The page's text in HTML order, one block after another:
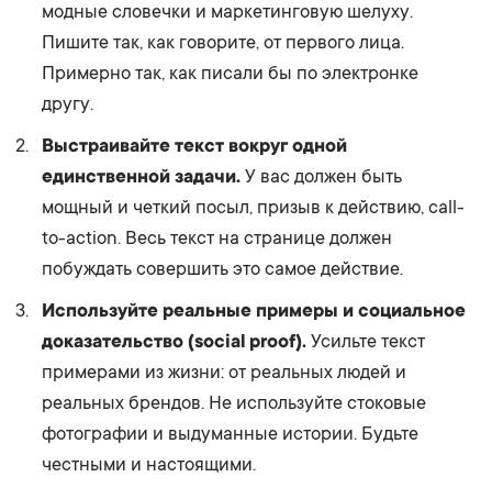
модные словечки и маркетинговую шелуху.
Пишите так, как говорите, от первого лица.
Примерно так, как писали бы по электронке
другу.
Выстраивайте текст вокруг одной
единственной задачи. У вас должен быть
мощный и четкий посыл, призыв к действию, call-
to-action. Весь текст на странице должен
побуждать совершить это самое действие.
Используйте реальные примеры и социальное
доказательство (social proof). Усильте текст
примерами из жизни: от реальных людей и
реальных брендов. Не используйте стоковые
фотографии и выдуманные истории. Будьте
честными и настоящими.